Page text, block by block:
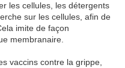
les cellules, les détergents
sur les cellules, afin de
imite de façon
membranaire.
vaccins contre la grippe,